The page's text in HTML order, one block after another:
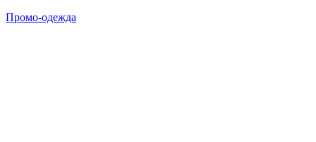
Промо-одежда